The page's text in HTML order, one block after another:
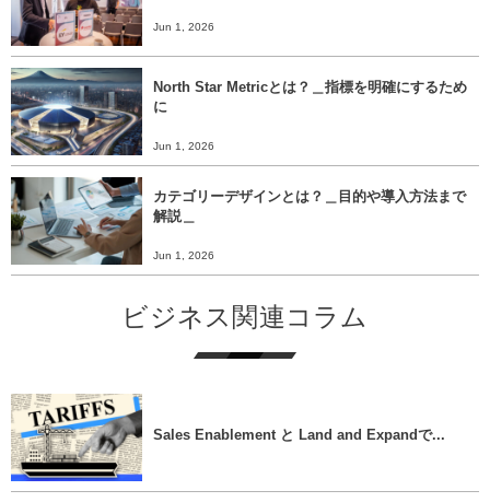
Jun 1, 2026
North Star Metricとは？＿指標を明確にするため
に
Jun 1, 2026
カテゴリーデザインとは？＿目的や導入方法まで
解説＿
Jun 1, 2026
ビジネス関連コラム
Sales Enablement と Land and Expandで...